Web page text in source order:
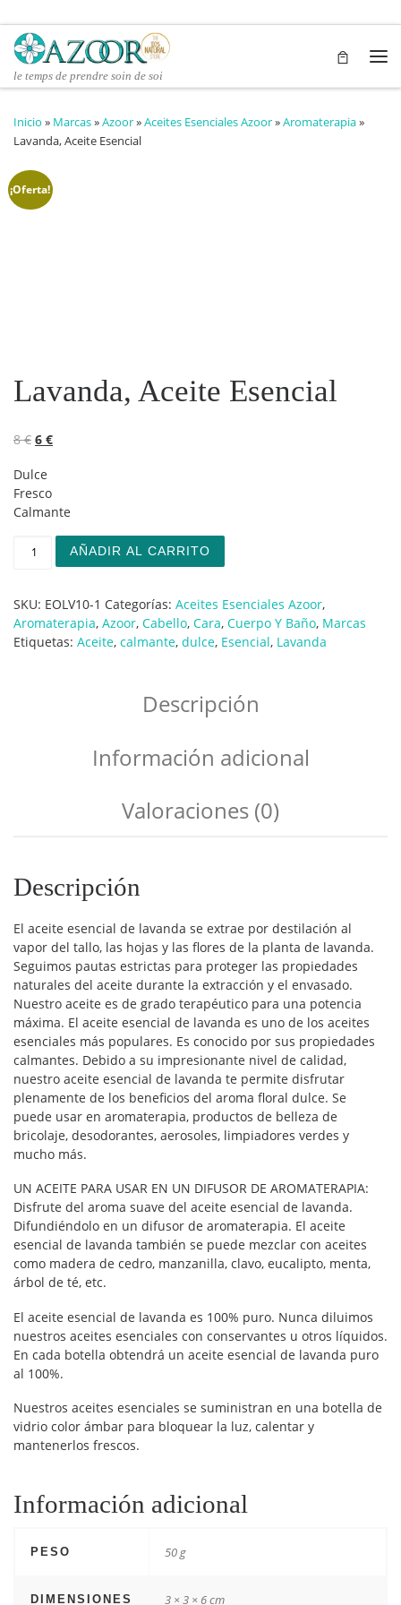
Saltar al contenido
le temps de prendre soin de soi
Inicio » Marcas»Azoor»Aceites Esenciales Azoor»Aromaterapia»
Lavanda, Aceite Esencial
¡Oferta!
Lavanda, Aceite Esencial
8€ El precio original era: 8 €.
6 €El precio actual es: 6 €.
Dulce
Fresco
Calmante
Lavanda, Aceite Esencial cantidad
AÑADIR AL CARRITO
SKU: EOLV10-1 Categorías: Aceites Esenciales Azoor,
Aromaterapia, Azoor, Cabello, Cara, Cuerpo Y Baño, Marcas
Etiquetas: Aceite, calmante, dulce, Esencial, Lavanda
Descripción
Información adicional
Valoraciones (0)
Descripción
El aceite esencial de lavanda se extrae por destilación al
vapor del tallo, las hojas y las flores de la planta de lavanda.
Seguimos pautas estrictas para proteger las propiedades
naturales del aceite durante la extracción y el envasado.
Nuestro aceite es de grado terapéutico para una potencia
máxima. El aceite esencial de lavanda es uno de los aceites
esenciales más populares. Es conocido por sus propiedades
calmantes. Debido a su impresionante nivel de calidad,
nuestro aceite esencial de lavanda te permite disfrutar
plenamente de los beneficios del aroma floral dulce. Se
puede usar en aromaterapia, productos de belleza de
bricolaje, desodorantes, aerosoles, limpiadores verdes y
mucho más.
UN ACEITE PARA USAR EN UN DIFUSOR DE AROMATERAPIA:
Disfrute del aroma suave del aceite esencial de lavanda.
Difundiéndolo en un difusor de aromaterapia. El aceite
esencial de lavanda también se puede mezclar con aceites
como madera de cedro, manzanilla, clavo, eucalipto, menta,
árbol de té, etc.
El aceite esencial de lavanda es 100% puro. Nunca diluimos
nuestros aceites esenciales con conservantes u otros líquidos.
En cada botella obtendrá un aceite esencial de lavanda puro
al 100%.
Nuestros aceites esenciales se suministran en una botella de
vidrio color ámbar para bloquear la luz, calentar y
mantenerlos frescos.
Información adicional
PESO 50 g
DIMENSIONES 3 × 3 × 6 cm